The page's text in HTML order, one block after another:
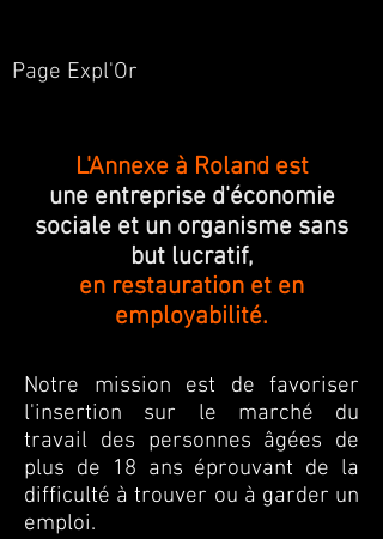
Page Expl'Or
L'Annexe à Roland est
une entreprise d'économie
sociale et un organisme sans
but lucratif,
en restauration et en
employabilité.
Notre mission est de favoriser
l'insertion sur le marché du
travail des personnes âgées de
plus de 18 ans éprouvant de la
difficulté à trouver ou à garder un
emploi.